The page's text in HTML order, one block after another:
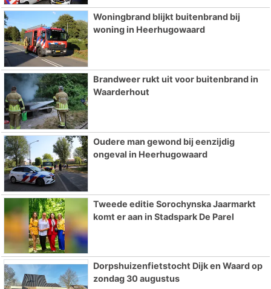
Woningbrand blijkt buitenbrand bij
woning in Heerhugowaard
Brandweer rukt uit voor buitenbrand in
Waarderhout
Oudere man gewond bij eenzijdig
ongeval in Heerhugowaard
Tweede editie Sorochynska Jaarmarkt
komt er aan in Stadspark De Parel
Dorpshuizenfietstocht Dijk en Waard op
zondag 30 augustus